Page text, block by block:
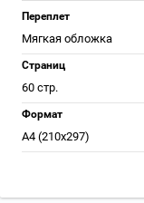
Переплет
Мягкая обложка
Страниц
60 стр.
Формат
А4 (210x297)